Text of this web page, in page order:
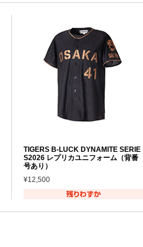
TIGERS B-LUCK DYNAMITE SERIE
S2026 レプリカユニフォーム（背番
号あり）
¥12,500